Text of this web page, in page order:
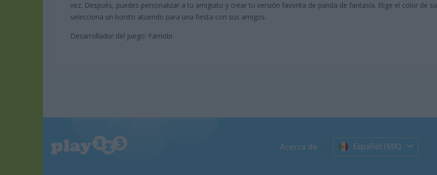
vez. Después, puedes personalizar a tu amiguito y crear tu versión favorita de panda de fantasía. Elige el color de
selecciona un bonito atuendo para una fiesta con sus amigos.
Desarrollador del juego: Famobi
Acerca de Español (MX)